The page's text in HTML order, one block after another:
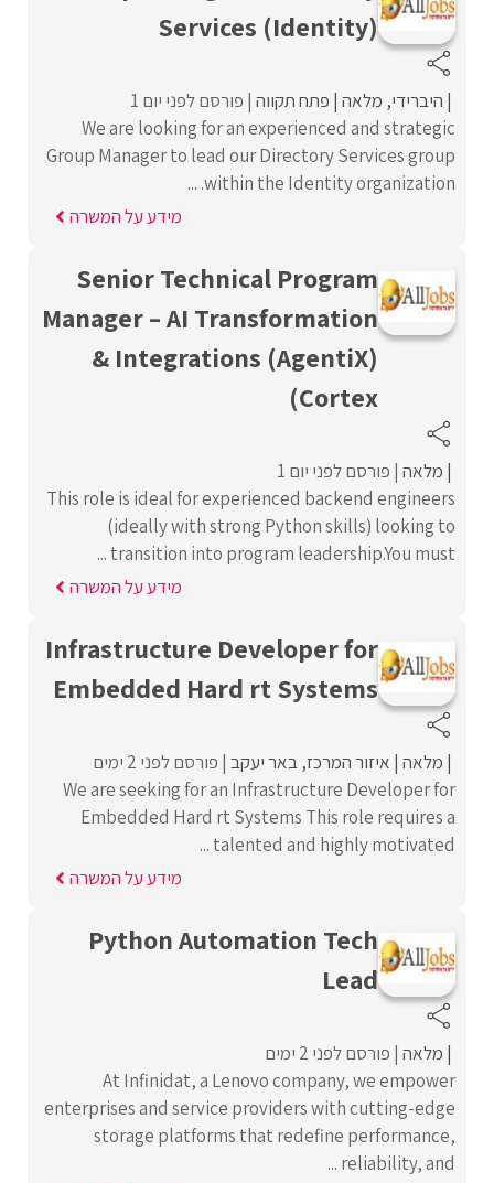
Services (Identity)
היברידי מלאה פתח תקווה פורסם לפני יום 1
We are looking for an experienced and strategic
Group Manager to lead our Directory Services group
within the Identity organization. ...
מידע על המשרה
Senior Technical Program
Manager – AI Transformation
& Integrations (AgentiX)
(Cortex
מלאה פורסם לפני יום 1
This role is ideal for experienced backend engineers
(ideally with strong Python skills) looking to
transition into program leadership.You must ...
מידע על המשרה
Infrastructure Developer for
Embedded Hard rt Systems
מלאה איזור המרכז באר יעקב פורסם לפני 2 ימים
We are seeking for an Infrastructure Developer for
Embedded Hard rt Systems This role requires a
talented and highly motivated ...
מידע על המשרה
Python Automation Tech
Lead
מלאה פורסם לפני 2 ימים
At Infinidat, a Lenovo company, we empower
enterprises and service providers with cutting-edge
storage platforms that redefine performance,
reliability, and ...